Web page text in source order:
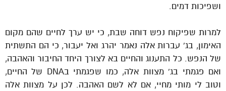
ושפיכות דמים.
למרות שפיקוח נפש דוחה שבת, כי יש ערך לחיים שהם מקום
האימון, בג’ עברות אלה נאמר יהרג ואל יעבור, כי הם התשתית
של הנפש. כל התענוג והחיים בא לצורך היחד החיבור והאהבה,
ואם פגמתי בג’ מצוות אלה, כמו שפגמתי בDNA של החיים,
וטוב לי מותי מחיי, אם לא לשם האהבה. לכן על מצוות אלה